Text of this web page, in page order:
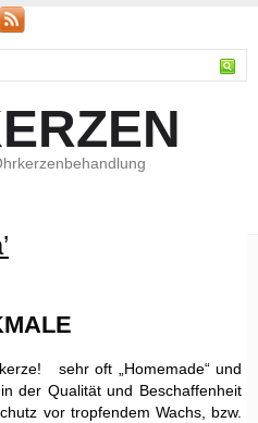
sehr oft „Homemade“ und
der Qualität und Beschaffenheit
vor tropfendem Wachs, bzw.